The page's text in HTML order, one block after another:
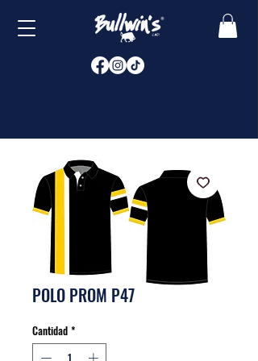
POLO PROM P47
Cantidad *